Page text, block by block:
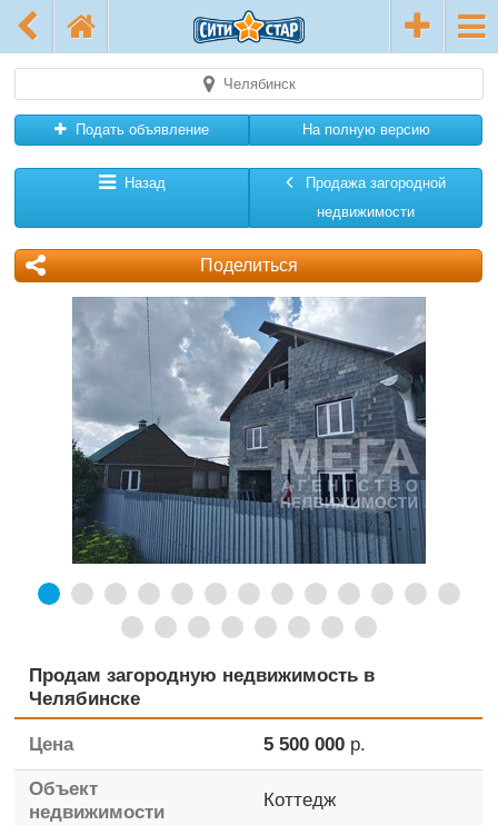
Челябинск
Подать объявление На полную версию
Назад
Продажа загородной
недвижимости
Поделиться
Продам загородную недвижимость в
Челябинске
Цена 5 500 000 р.
Объект
недвижимости
Коттедж